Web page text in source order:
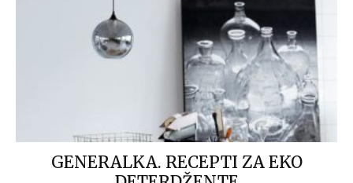
GENERALKA. RECEPTI ZA EKO